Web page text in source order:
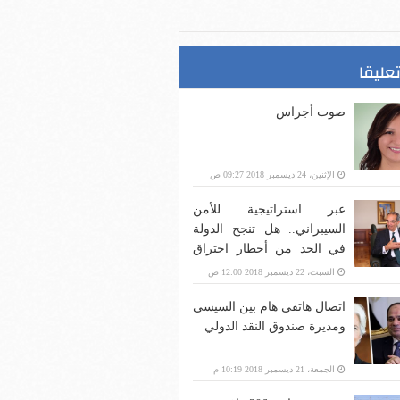
صوت أجراس
الإثنين، 24 ديسمبر 2018 09:27 ص
عبر استراتيجية للأمن
السيبراني.. هل تنجح الدولة
في الحد من أخطار اختراق
بنية الاتصالات؟
السبت، 22 ديسمبر 2018 12:00 ص
اتصال هاتفي هام بين السيسي
ومديرة صندوق النقد الدولي
الجمعة، 21 ديسمبر 2018 10:19 م